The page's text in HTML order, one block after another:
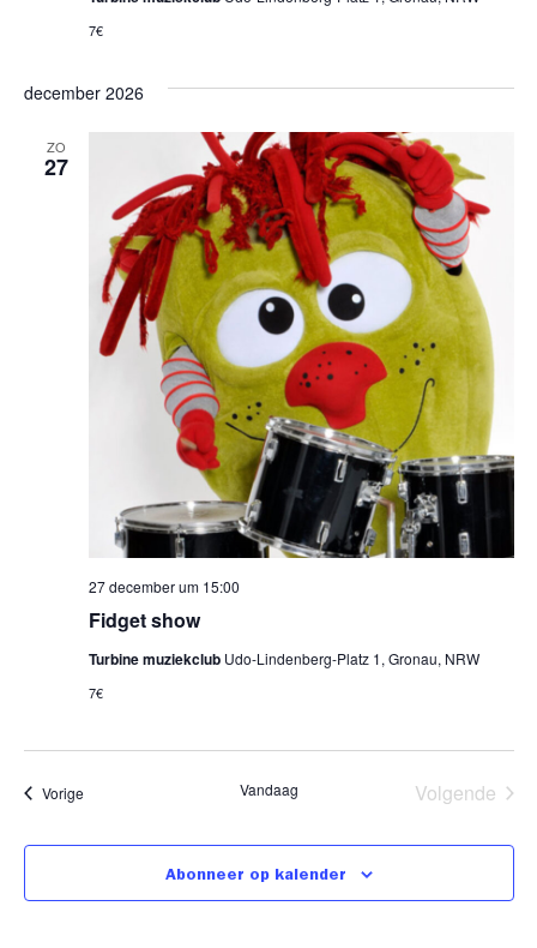
7€
december 2026
ZO
27
Fidget show
27 december um 15:00
Turbine muziekclub Udo-Lindenberg-Platz 1, Gronau, NRW
7€
VorigeEvenementen Vandaag Volgende
Abonneer op kalender